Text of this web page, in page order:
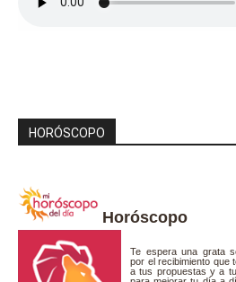
HORÓSCOPO
Horóscopo